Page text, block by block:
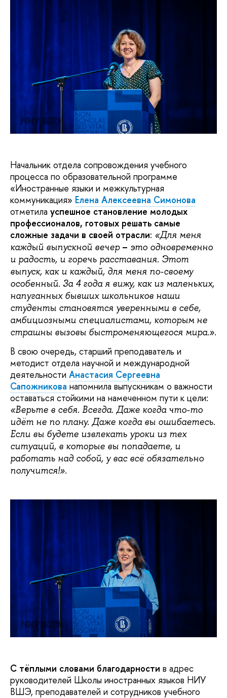
НИУ ВШЭ
Начальник отдела сопровождения учебного
процесса по образовательной программе
«Иностранные языки и межкультурная
коммуникация» Елена Алексеевна Симонова
отметила успешное становление молодых
профессионалов, готовых решать самые
сложные задачи в своей отрасли: «Для меня
каждый выпускной вечер – это одновременно
и радость, и горечь расставания. Этот
выпуск, как и каждый, для меня по-своему
особенный. За 4 года я вижу, как из маленьких,
напуганных бывших школьников наши
студенты становятся уверенными в себе,
амбициозными специалистами, которым не
страшны вызовы быстроменяющегося мира.».
В свою очередь, старший преподаватель и
методист отдела научной и международной
деятельности Анастасия Сергеевна
Сапожникова напомнила выпускникам о важности
оставаться стойкими на намеченном пути к цели:
«Верьте в себя. Всегда. Даже когда что-то
идёт не по плану. Даже когда вы ошибаетесь.
Если вы будете извлекать уроки из тех
ситуаций, в которые вы попадаете, и
работать над собой, у вас всё обязательно
получится!».
НИУ ВШЭ
С тёплыми словами благодарности в адрес
руководителей Школы иностранных языков НИУ
ВШЭ, преподавателей и сотрудников учебного